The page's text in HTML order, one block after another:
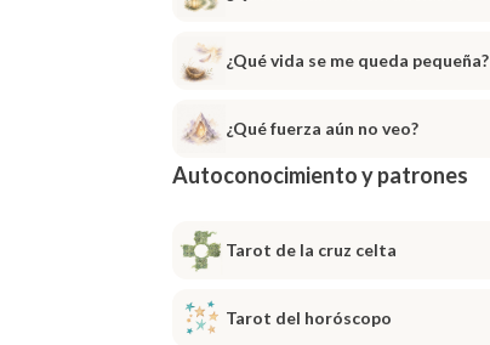
¿Qué vida se me queda pequeña?
¿Qué fuerza aún no veo?
Autoconocimiento y patrones
Tarot de la cruz celta
Tarot del horóscopo